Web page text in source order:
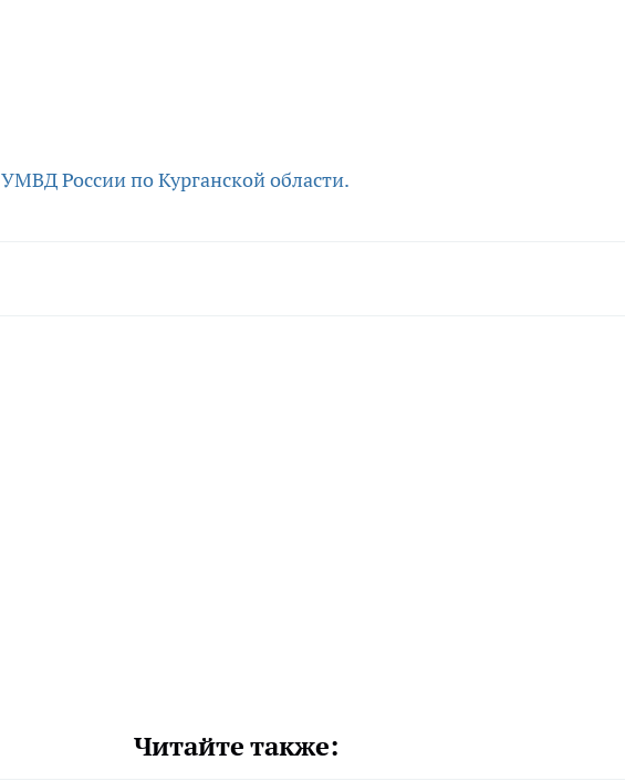
УМВД России по Курганской области.
Читайте также: